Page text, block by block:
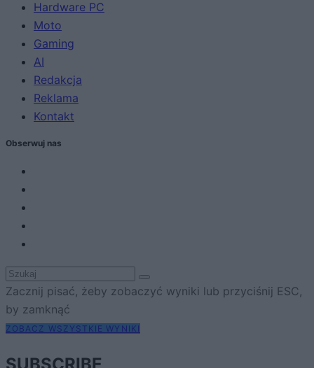
Hardware PC
Moto
Gaming
AI
Redakcja
Reklama
Kontakt
Obserwuj nas
Zacznij pisać, żeby zobaczyć wyniki lub przyciśnij ESC,
by zamknąć
ZOBACZ WSZYSTKIE WYNIKI